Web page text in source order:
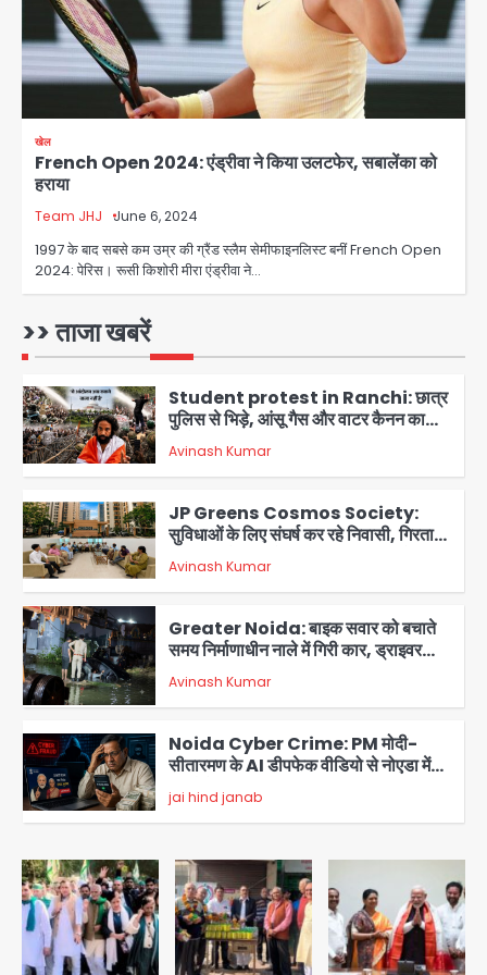
खेल
French Open 2024: एंड्रीवा ने किया उलटफेर, सबालेंका को
हराया
Team JHJ June 6, 2024
1997 के बाद सबसे कम उम्र की ग्रैंड स्लैम सेमीफाइनलिस्ट बनीं French Open
2024: पेरिस। रूसी किशोरी मीरा एंड्रीवा ने…
>> ताजा खबरें
Greater Noida: बाइक सवार को बचाते
समय निर्माणाधीन नाले में गिरी कार, ड्राइवर
बाल-बाल बचा
Avinash Kumar
Noida Cyber Crime: PM मोदी-
बुजुर्ग से 70 लाख की ठगी
jai hind janab
1
Jeff Bezos Liverpool stake
2
Student protest in Ranchi: छात्र
पुलिस से भिड़े, आंसू गैस और वाटर कैनन का
इस्तेमाल
Avinash Kumar
3
JP Greens Cosmos Society:
सुविधाओं के लिए संघर्ष कर रहे निवासी, गिरता
प्लास्टर और कमजोर सुरक्षा बनी बड़ी चुनौती
Avinash Kumar
4
Greater Noida: बाइक सवार को बचाते
समय निर्माणाधीन नाले में गिरी कार, ड्राइवर
बाल-बाल बचा
Avinash Kumar
5
Noida Cyber Crime: PM मोदी-
सीतारमण के AI डीपफेक वीडियो से नोएडा में
बुजुर्ग से 70 लाख की ठगी
jai hind janab
1
Jeff Bezos Liverpool stake
deal: अमेजन फाउंडर और एडुआर्डो सावेरिन
का निवेश
Avinash Kumar